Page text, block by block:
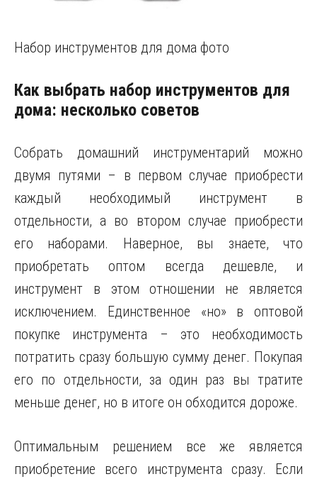
Набор инструментов для дома фото
Как выбрать набор инструментов для
дома: несколько советов
Собрать домашний инструментарий можно
двумя путями – в первом случае приобрести
каждый необходимый инструмент в
отдельности, а во втором случае приобрести
его наборами. Наверное, вы знаете, что
приобретать оптом всегда дешевле, и
инструмент в этом отношении не является
исключением. Единственное «но» в оптовой
покупке инструмента – это необходимость
потратить сразу большую сумму денег. Покупая
его по отдельности, за один раз вы тратите
меньше денег, но в итоге он обходится дороже.
Оптимальным решением все же является
приобретение всего инструмента сразу. Если